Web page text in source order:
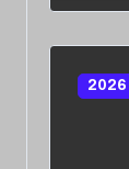
2026